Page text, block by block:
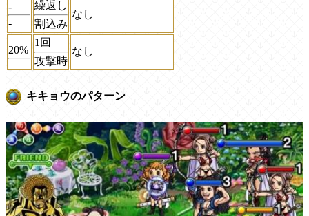
-
-
繰返し
割込み
なし
20%
1回
攻撃時
なし
キキョウのパターン